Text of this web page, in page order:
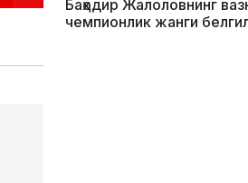
Баҳодир Жалоловнинг
чемпионлик жанги